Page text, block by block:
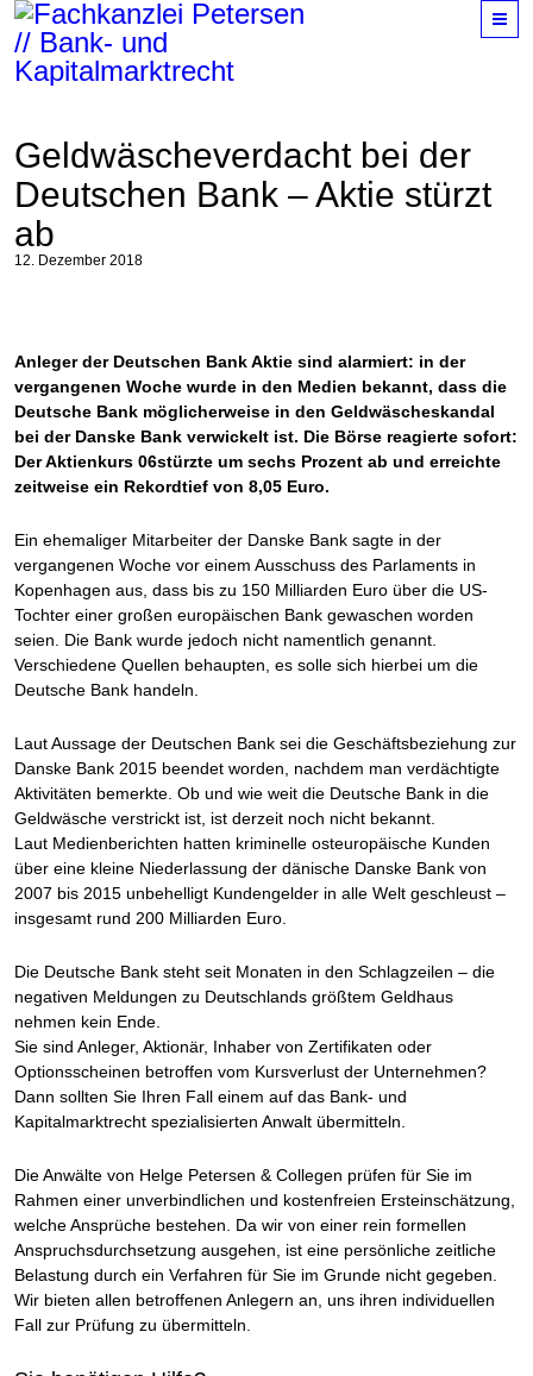
Geldwäscheverdacht bei der
Deutschen Bank – Aktie stürzt
ab
12. Dezember 2018
Anleger der Deutschen Bank Aktie sind alarmiert: in der
vergangenen Woche wurde in den Medien bekannt, dass die
Deutsche Bank möglicherweise in den Geldwäscheskandal
bei der Danske Bank verwickelt ist. Die Börse reagierte sofort:
Der Aktienkurs 06stürzte um sechs Prozent ab und erreichte
zeitweise ein Rekordtief von 8,05 Euro.
Ein ehemaliger Mitarbeiter der Danske Bank sagte in der
vergangenen Woche vor einem Ausschuss des Parlaments in
Kopenhagen aus, dass bis zu 150 Milliarden Euro über die US-
Tochter einer großen europäischen Bank gewaschen worden
seien. Die Bank wurde jedoch nicht namentlich genannt.
Verschiedene Quellen behaupten, es solle sich hierbei um die
Deutsche Bank handeln.
Laut Aussage der Deutschen Bank sei die Geschäftsbeziehung zur
Danske Bank 2015 beendet worden, nachdem man verdächtigte
Aktivitäten bemerkte. Ob und wie weit die Deutsche Bank in die
Geldwäsche verstrickt ist, ist derzeit noch nicht bekannt.
Laut Medienberichten hatten kriminelle osteuropäische Kunden
über eine kleine Niederlassung der dänische Danske Bank von
2007 bis 2015 unbehelligt Kundengelder in alle Welt geschleust –
insgesamt rund 200 Milliarden Euro.
Die Deutsche Bank steht seit Monaten in den Schlagzeilen – die
negativen Meldungen zu Deutschlands größtem Geldhaus
nehmen kein Ende.
Sie sind Anleger, Aktionär, Inhaber von Zertifikaten oder
Optionsscheinen betroffen vom Kursverlust der Unternehmen?
Dann sollten Sie Ihren Fall einem auf das Bank- und
Kapitalmarktrecht spezialisierten Anwalt übermitteln.
Die Anwälte von Helge Petersen & Collegen prüfen für Sie im
Rahmen einer unverbindlichen und kostenfreien Ersteinschätzung,
welche Ansprüche bestehen. Da wir von einer rein formellen
Anspruchsdurchsetzung ausgehen, ist eine persönliche zeitliche
Belastung durch ein Verfahren für Sie im Grunde nicht gegeben.
Wir bieten allen betroffenen Anlegern an, uns ihren individuellen
Fall zur Prüfung zu übermitteln.